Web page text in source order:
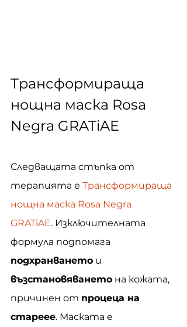
Трансформираща
нощна маска Rosa
Negra GRATiAE
Следващата стъпка от
терапията е Трансформираща
нощна маска Rosa Negra
GRATiAE. Изключителната
формула подпомага
подхранването и
възстановяването на кожата,
причинен от процеца на
стареее. Маската е